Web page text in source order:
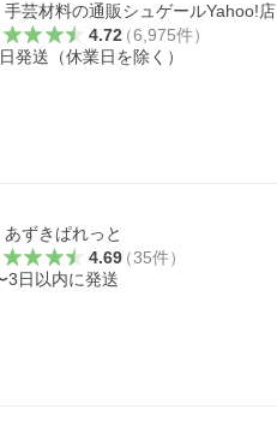
手芸材料の通販シュゲールYahoo!店
4.72（6,975件）
発送（休業日を除く）
あずきぱれっと
4.69（35件）
3日以内に発送